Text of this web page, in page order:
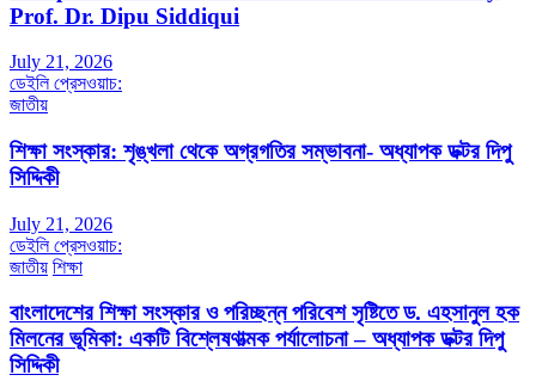
Prof. Dr. Dipu Siddiqui
July 21, 2026
ডেইলি প্রেসওয়াচ:
জাতীয়
শিক্ষা সংস্কার: শৃঙ্খলা থেকে অগ্রগতির সম্ভাবনা- অধ্যাপক ডক্টর দিপু
সিদ্দিকী
July 21, 2026
ডেইলি প্রেসওয়াচ:
জাতীয় শিক্ষা
বাংলাদেশের শিক্ষা সংস্কার ও পরিচ্ছন্ন পরিবেশ সৃষ্টিতে ড. এহসানুল হক
মিলনের ভূমিকা: একটি বিশ্লেষণাত্মক পর্যালোচনা – অধ্যাপক ডক্টর দিপু
সিদ্দিকী